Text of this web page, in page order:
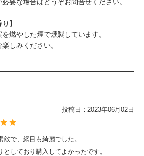
要な場合はどうぞお問合せください。
】
燃やした煙で燻製しています。
しみください。
投稿日： 2023年06月02日
で、網目も綺麗でした。
しており購入してよかったです。